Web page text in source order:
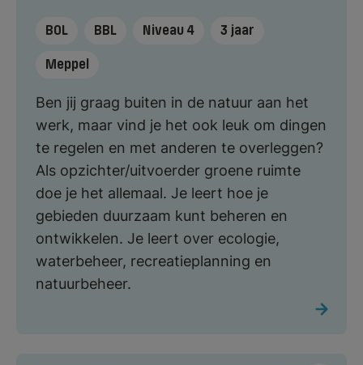
BOL BBL Niveau 4 3 jaar
Meppel
Ben jij graag buiten in de natuur aan het
werk, maar vind je het ook leuk om dingen
te regelen en met anderen te overleggen?
Als opzichter/uitvoerder groene ruimte
doe je het allemaal. Je leert hoe je
gebieden duurzaam kunt beheren en
ontwikkelen. Je leert over ecologie,
waterbeheer, recreatieplanning en
natuurbeheer.